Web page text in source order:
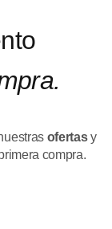
ofertasy
compra.